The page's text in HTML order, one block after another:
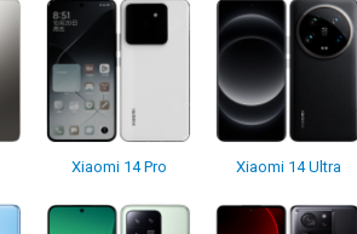
Xiaomi 14 Pro Xiaomi 14 Ultra